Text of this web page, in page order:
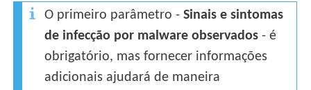
O primeiro parâmetro -Sinais e sintomas
de infecção por malware observados - é
obrigatório, mas fornecer informações
adicionais ajudará de maneira